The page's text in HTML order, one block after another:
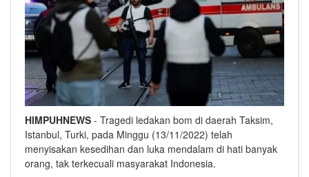
HIMPUHNEWS - Tragedi ledakan bom di daerah Taksim,
Istanbul, Turki, pada Minggu (13/11/2022) telah
menyisakan kesedihan dan luka mendalam di hati banyak
orang, tak terkecuali masyarakat Indonesia.